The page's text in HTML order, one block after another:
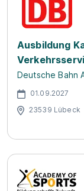
Ausbildung
Deutsche Bahn
01.09.2027
23539 Lübeck